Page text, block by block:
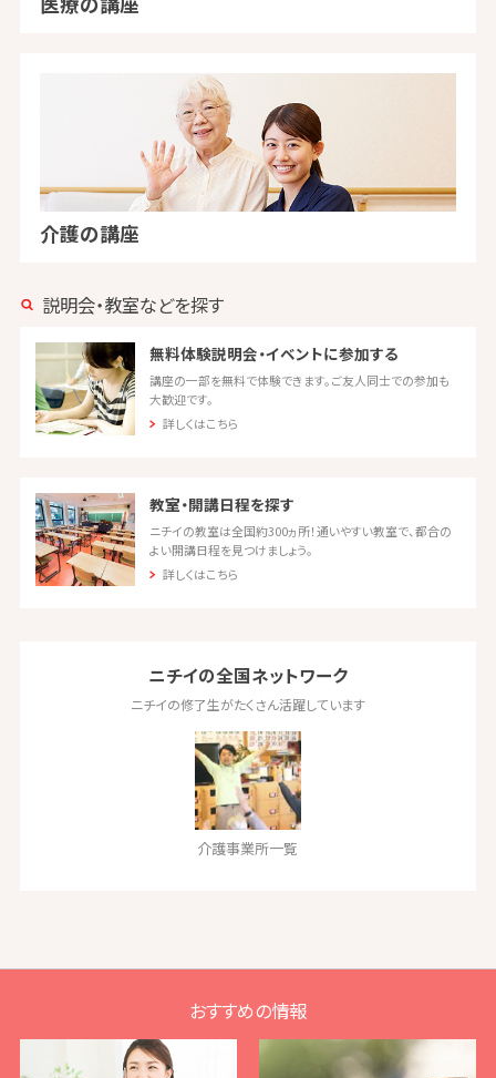
介護の講座
説明会・教室などを探す
無料体験説明会・イベントに参加する
講座の一部を無料で体験できます。ご友人同士での参加も
大歓迎です。
詳しくはこちら
教室・開講日程を探す
ニチイの教室は全国約300ヵ所！通いやすい教室で、都合の
よい開講日程を見つけましょう。
詳しくはこちら
ニチイの全国ネットワーク
ニチイの修了生がたくさん活躍しています
介護事業所一覧
おすすめの情報